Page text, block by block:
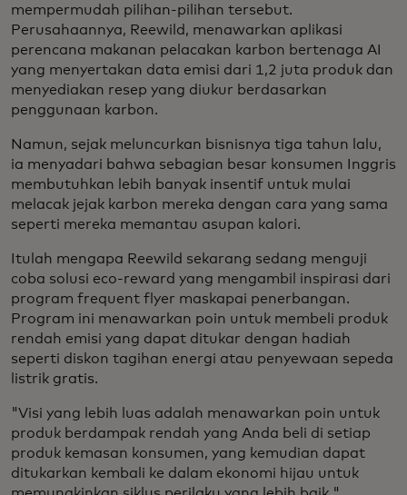
mempermudah pilihan-pilihan tersebut.
Perusahaannya, Reewild, menawarkan aplikasi
perencana makanan pelacakan karbon bertenaga AI
yang menyertakan data emisi dari 1,2 juta produk dan
menyediakan resep yang diukur berdasarkan
penggunaan karbon.
Namun, sejak meluncurkan bisnisnya tiga tahun lalu,
ia menyadari bahwa sebagian besar konsumen Inggris
membutuhkan lebih banyak insentif untuk mulai
melacak jejak karbon mereka dengan cara yang sama
seperti mereka memantau asupan kalori.
Itulah mengapa Reewild sekarang sedang menguji
coba solusi eco-reward yang mengambil inspirasi dari
program frequent flyer maskapai penerbangan.
Program ini menawarkan poin untuk membeli produk
rendah emisi yang dapat ditukar dengan hadiah
seperti diskon tagihan energi atau penyewaan sepeda
listrik gratis.
"Visi yang lebih luas adalah menawarkan poin untuk
produk berdampak rendah yang Anda beli di setiap
produk kemasan konsumen, yang kemudian dapat
ditukarkan kembali ke dalam ekonomi hijau untuk